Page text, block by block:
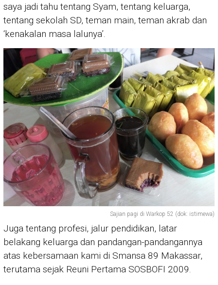
saya jadi tahu tentang Syam, tentang keluarga,
tentang sekolah SD, teman main, teman akrab dan
‘kenakalan masa lalunya’.
Sajian pagi di Warkop 52 (dok: istimewa)
Juga tentang profesi, jalur pendidikan, latar
belakang keluarga dan pandangan-pandangannya
atas kebersamaan kami di Smansa 89 Makassar,
terutama sejak Reuni Pertama SOSBOFI 2009.